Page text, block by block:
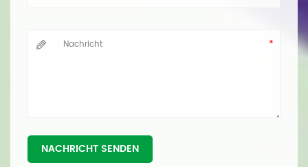
NACHRICHT SENDEN